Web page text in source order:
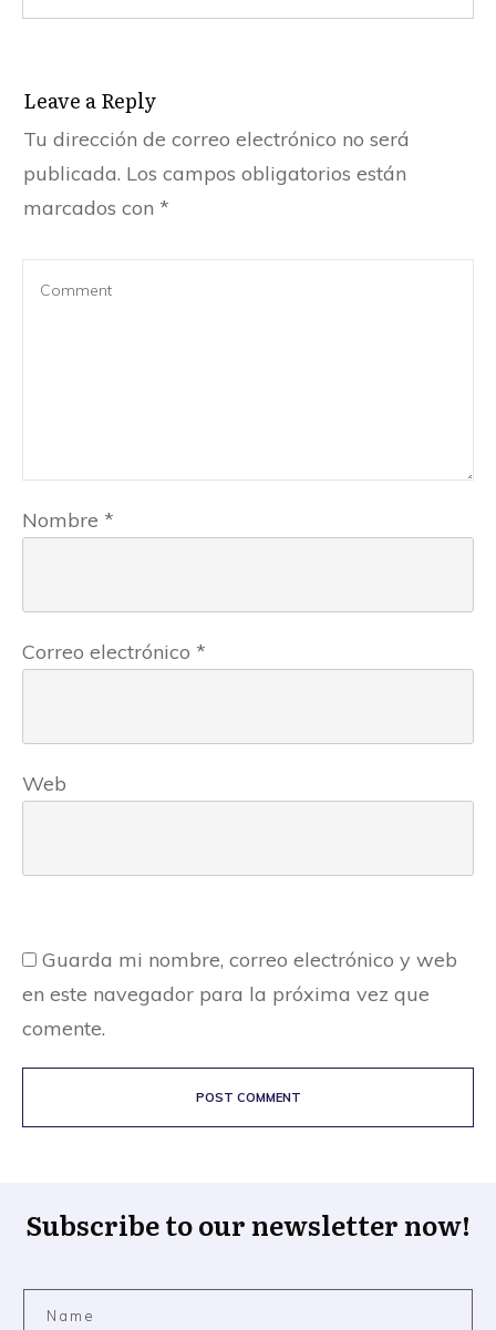
Leave a Repl​​​​​y
Tu dirección de correo electrónico no será
publicada. Los campos obligatorios están
marcados con *
Nombre *
Correo electrónico *
Web
Guarda mi nombre, correo electrónico y web
en este navegador para la próxima vez que
comente.
POST COMMENT
Subscribe to our newsletter now!